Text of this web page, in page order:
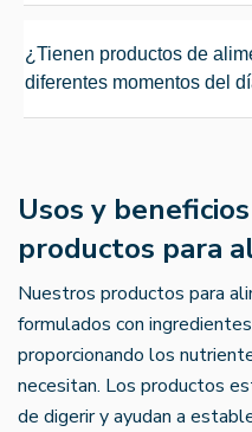
¿Tienen productos de
diferentes momentos del
Usos y
productos para
Nuestros productos para
formulados con
proporcionando los
necesitan. Los productos
de digerir y ayudan a